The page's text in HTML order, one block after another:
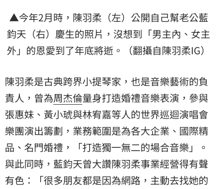
▲今年2月時，陳羽柔（左）公開自己幫老公藍
鈞天（右）慶生的照片，沒想到「男主內、女主
外」的恩愛到了年底將逝。（翻攝自陳羽柔IG）
陳羽柔是古典跨界小提琴家，也是音樂藝術的負
責人，曾為周杰倫量身打造婚禮音樂表演，參與
張惠妹、黃小琥與林宥嘉等人的世界巡迴演唱會
樂團演出籌劃，業務範圍是為各大企業、國際精
品、名門婚禮，「打造獨一無二的場合音樂」。
與此同時，藍鈞天曾大讚陳羽柔事業經營得有聲
有色：「很多朋友都是因為網路，主動去找她的